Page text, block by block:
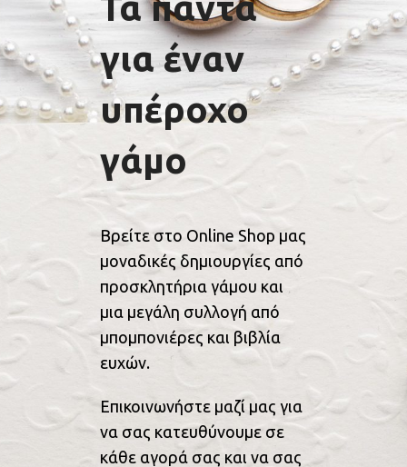
για έναν
υπέροχο
γάμο
Βρείτε στο Online Shop μας
μοναδικές δημιουργίες από
προσκλητήρια γάμου και
μια μεγάλη συλλογή από
μπομπονιέρες και βιβλία
ευχών.
Επικοινωνήστε μαζί μας για
να σας κατευθύνουμε σε
κάθε αγορά σας και να σας